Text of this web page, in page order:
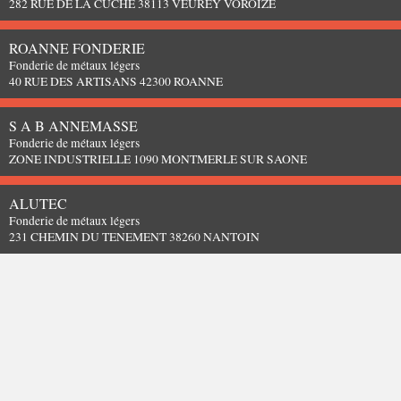
282 RUE DE LA CUCHE 38113 VEUREY VOROIZE
ROANNE FONDERIE
Fonderie de métaux légers
40 RUE DES ARTISANS 42300 ROANNE
S A B ANNEMASSE
Fonderie de métaux légers
ZONE INDUSTRIELLE 1090 MONTMERLE SUR SAONE
ALUTEC
Fonderie de métaux légers
231 CHEMIN DU TENEMENT 38260 NANTOIN